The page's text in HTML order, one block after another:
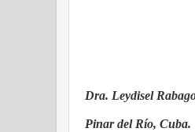
Dra. Leydisel
Pinar del Río, Cuba.